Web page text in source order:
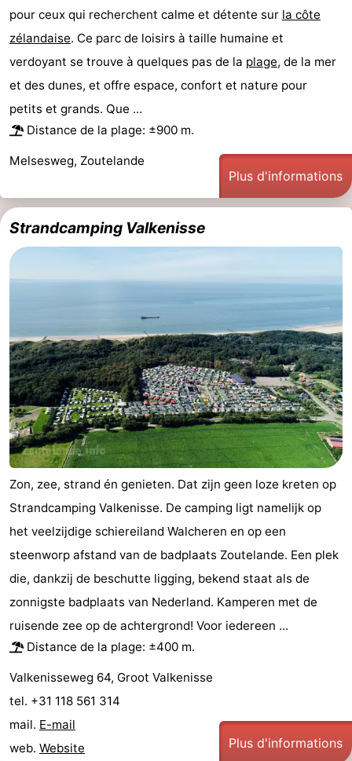
pour ceux qui recherchent calme et détente sur la côte
zélandaise. Ce parc de loisirs à taille humaine et
verdoyant se trouve à quelques pas de la plage, de la mer
et des dunes, et offre espace, confort et nature pour
petits et grands. Que ...
Distance de la plage: ±900 m.
Melsesweg, Zoutelande
Plus d'informations
Strandcamping Valkenisse
Zon, zee, strand én genieten. Dat zijn geen loze kreten op
Strandcamping Valkenisse. De camping ligt namelijk op
het veelzijdige schiereiland Walcheren en op een
steenworp afstand van de badplaats Zoutelande. Een plek
die, dankzij de beschutte ligging, bekend staat als de
zonnigste badplaats van Nederland. Kamperen met de
ruisende zee op de achtergrond! Voor iedereen ...
Distance de la plage: ±400 m.
Valkenisseweg 64, Groot Valkenisse
tel. +31 118 561 314
mail. E-mail
web. Website Plus d'informations